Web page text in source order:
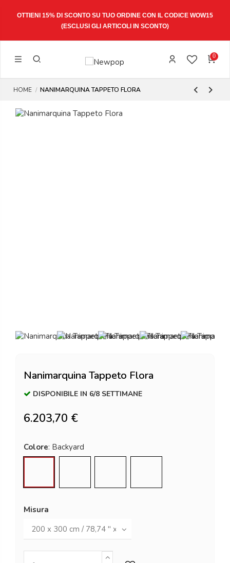
SPEDIZIONE ESPRESSA 1-3 GIORNI LAVORATIVI
0
HOME NANIMARQUINA TAPPETO FLORA
Nanimarquina Tappeto Flora
DISPONIBILE IN 6/8 SETTIMANE
6.203,70 €
Colore
Misura